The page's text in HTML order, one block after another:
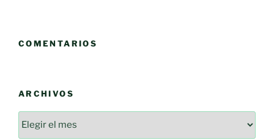
COMENTARIOS
ARCHIVOS
Archivos